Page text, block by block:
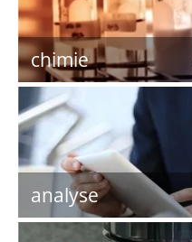
chimie
analyse